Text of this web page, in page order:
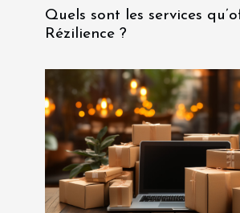
Quels sont les services
Rézilience ?